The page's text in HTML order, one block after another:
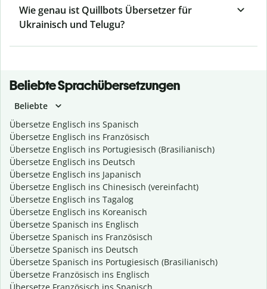
Wie genau ist Quillbots Übersetzer für
Ukrainisch und Telugu?
Beliebte Sprachübersetzungen
Beliebte
Übersetze Englisch ins Spanisch
Übersetze Englisch ins Französisch
Übersetze Englisch ins Portugiesisch (Brasilianisch)
Übersetze Englisch ins Deutsch
Übersetze Englisch ins Japanisch
Übersetze Englisch ins Chinesisch (vereinfacht)
Übersetze Englisch ins Tagalog
Übersetze Englisch ins Koreanisch
Übersetze Spanisch ins Englisch
Übersetze Spanisch ins Französisch
Übersetze Spanisch ins Deutsch
Übersetze Spanisch ins Portugiesisch (Brasilianisch)
Übersetze Französisch ins Englisch